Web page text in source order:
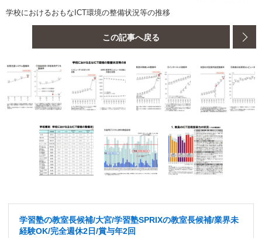
学校におけるおもなICT環境の整備状況等の推移
この記事へ戻る
学習塾の教室長候補/大宮/学習塾SPRIXの教室長候補/業界未
経験OK/完全週休2日/賞与年2回